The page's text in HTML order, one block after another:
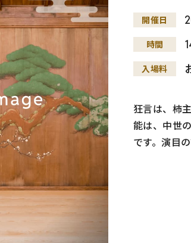
開催日
時間
入場料
狂言は、柿
能は、中世
です。演目